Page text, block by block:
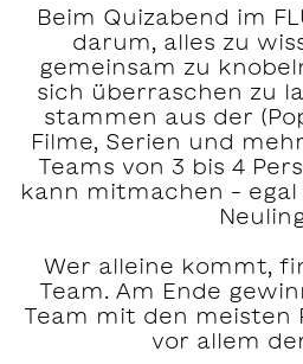
Beim Quizabend im
darum, alles zu
gemeinsam zu
sich überraschen zu
stammen aus der
Filme, Serien und
Teams von 3 bis 4
kann mitmachen –
Wer alleine kommt,
Team. Am Ende
Team mit den meisten
vor allem